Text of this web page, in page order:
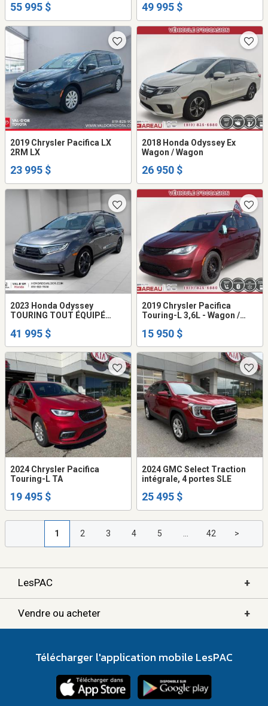
55 995 $ 49 995 $
2019 Chrysler Pacifica LX
2RM LX
23 995 $
2018 Honda Odyssey Ex
Wagon / Wagon
26 950 $
2023 Honda Odyssey
TOURING TOUT ÉQUIPÉ
41 995 $
2019 Chrysler Pacifica
Touring-L 3,6L - Wagon /
15 950 $
2024 Chrysler Pacifica
Touring-L TA
19 495 $
2024 GMC Select Traction
intégrale, 4 portes SLE
25 495 $
1 2 3 4 5 ... 42 >
LesPAC +
Vendre ou acheter +
Télécharger l'application mobile LesPAC